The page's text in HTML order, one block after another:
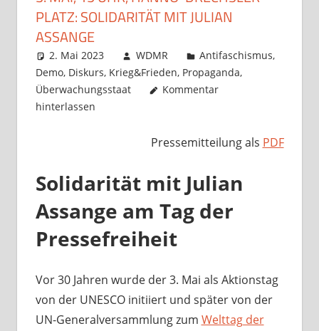
PLATZ: SOLIDARITÄT MIT JULIAN
ASSANGE
2. Mai 2023 WDMR Antifaschismus,
Demo, Diskurs, Krieg&Frieden, Propaganda,
Überwachungsstaat
Kommentar
hinterlassen
Pressemitteilung als PDF
Solidarität mit Julian
Assange am Tag der
Pressefreiheit
Vor 30 Jahren wurde der 3. Mai als Aktionstag
von der UNESCO initiiert und später von der
UN-Generalversammlung zum Welttag der